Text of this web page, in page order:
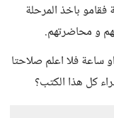
فقامو باخذ المرحلة
و محاضرتهم.
كتاب كل 45 دقيقه او ساعة فلا اعلم صلاحتا
كل هذا الكتب؟